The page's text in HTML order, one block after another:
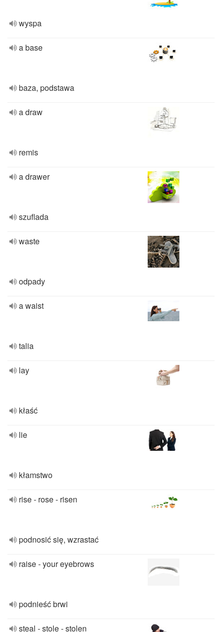
wyspa
a base
baza, podstawa
a draw
remis
a drawer
szuflada
waste
odpady
a waist
talia
lay
kłaść
lie
kłamstwo
rise - rose - risen
podnosić się, wzrastać
raise - your eyebrows
podnieść brwi
steal - stole - stolen